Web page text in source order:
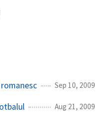
Sep 10, 2009
Aug 21, 2009